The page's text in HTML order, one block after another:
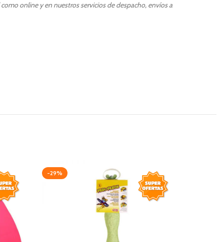
online y en nuestros servicios de despacho, envíos a
-29%